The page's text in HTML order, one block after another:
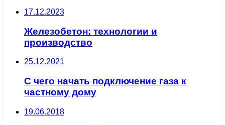
17.12.2023
Железобетон: технологии и
производство
25.12.2021
С чего начать подключение газа к
частному дому
19.06.2018